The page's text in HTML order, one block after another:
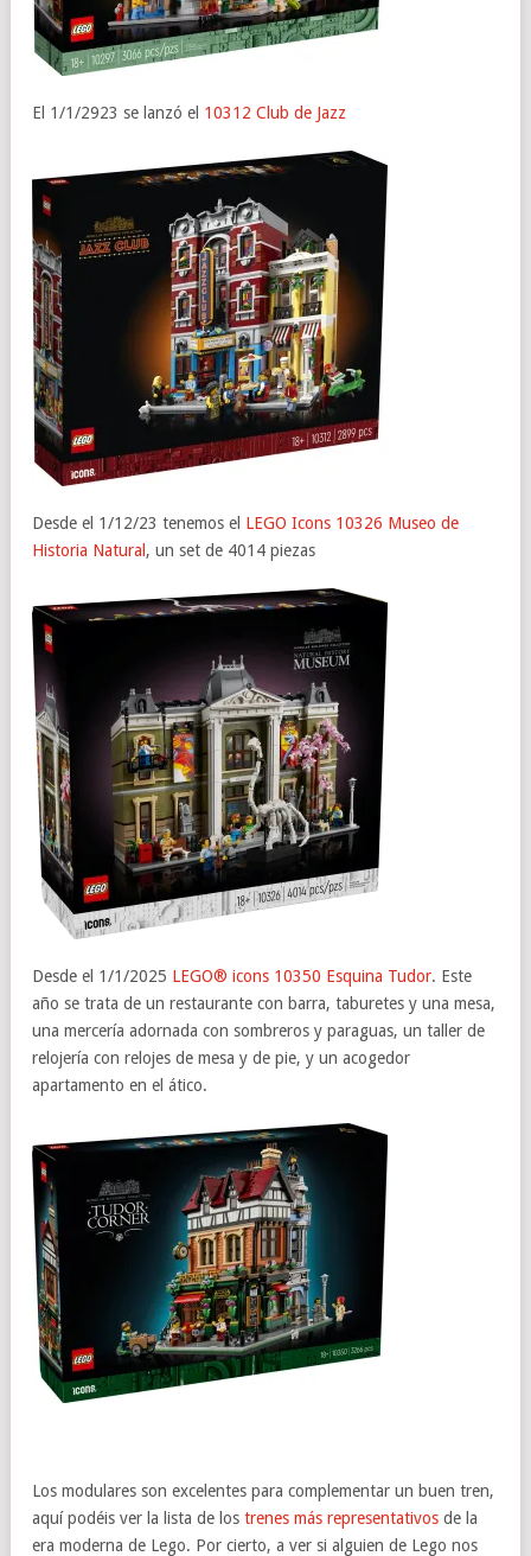
El 1/1/2923 se lanzó el 10312 Club de Jazz
Desde el 1/12/23 tenemos el LEGO Icons 10326 Museo de
Historia Natural , un set de 4014 piezas
Desde el 1/1/2025 LEGO® icons 10350 Esquina Tudor. Este
año se trata de un restaurante con barra, taburetes y una mesa,
una mercería adornada con sombreros y paraguas, un taller de
relojería con relojes de mesa y de pie, y un acogedor
apartamento en el ático.
Los modulares son excelentes para complementar un buen tren,
aquí podéis ver la lista de los trenes más representativos de la
era moderna de Lego. Por cierto, a ver si alguien de Lego nos